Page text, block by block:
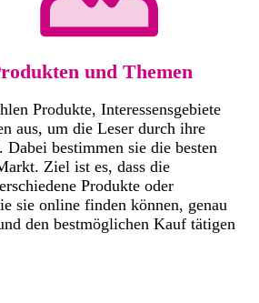
und Themen
Produkte, Interessensgebiete
aus, um die Leser durch ihre
bestimmen sie die besten
Ziel ist es, dass die
Produkte oder
sie online finden können, genau
den bestmöglichen Kauf tätigen